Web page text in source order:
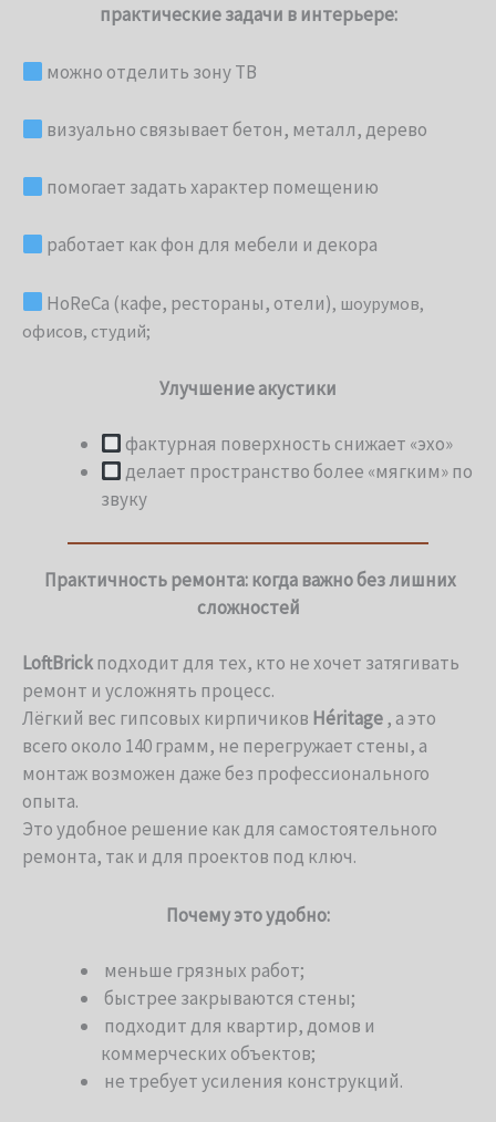
практические задачи в интерьере:
можно отделить зону ТВ
визуально связывает бетон, металл, дерево
помогает задать характер помещению
работает как фон для мебели и декора
HoReCa (кафе, рестораны, отели), шоурумов,
офисов, студий;
Улучшение акустики
фактурная поверхность снижает «эхо»
делает пространство более «мягким» по
звуку
Практичность ремонта: когда важно без лишних
сложностей
LoftBrickподходит для тех, кто не хочет затягивать
ремонт и усложнять процесс.
Лёгкий вес гипсовых кирпичиков Héritage, а это
всего около 140 грамм, не перегружает стены, а
монтаж возможен даже без профессионального
опыта.
Это удобное решение как для самостоятельного
ремонта, так и для проектов под ключ.
Почему это удобно:
меньше грязных работ;
быстрее закрываются стены;
подходит для квартир, домов и
коммерческих объектов;
не требует усиления конструкций.